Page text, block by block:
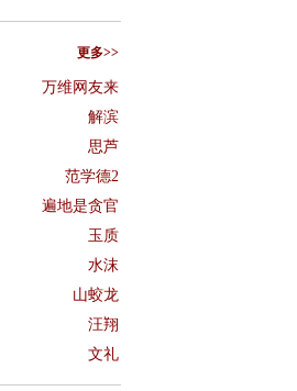
更多>>
万维网友来
解滨
思芦
范学德2
遍地是贪官
玉质
水沫
山蛟龙
汪翔
文礼